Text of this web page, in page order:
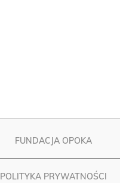
FUNDACJA OPOKA
POLITYKA PRYWATNOŚCI